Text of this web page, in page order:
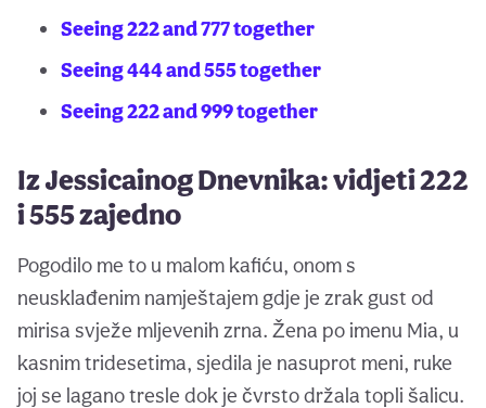
Seeing 222 and 777 together
Seeing 444 and 555 together
Seeing 222 and 999 together
Iz Jessicainog Dnevnika: vidjeti 222
i 555 zajedno
Pogodilo me to u malom kafiću, onom s
neusklađenim namještajem gdje je zrak gust od
mirisa svježe mljevenih zrna. Žena po imenu Mia, u
kasnim tridesetima, sjedila je nasuprot meni, ruke
joj se lagano tresle dok je čvrsto držala topli šalicu.